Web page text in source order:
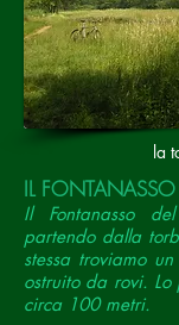
la
IL FONTANASSO
Il Fontanasso
partendo dalla
stessa troviamo
ostruito da rovi.
circa 100 metri.